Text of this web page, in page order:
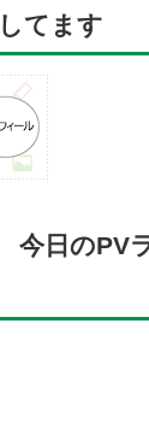
てます
日のPV